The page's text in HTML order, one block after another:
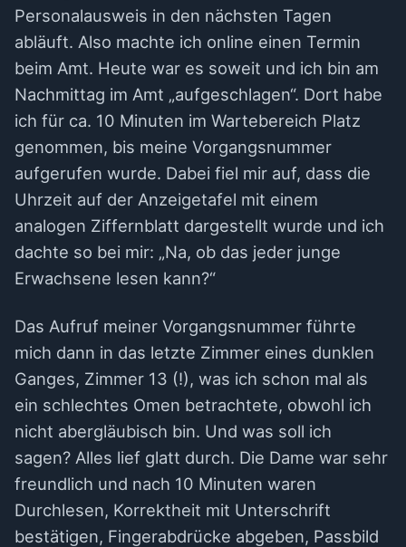
Personalausweis in den nächsten Tagen
abläuft. Also machte ich online einen Termin
beim Amt. Heute war es soweit und ich bin am
Nachmittag im Amt „aufgeschlagen“. Dort habe
ich für ca. 10 Minuten im Wartebereich Platz
genommen, bis meine Vorgangsnummer
aufgerufen wurde. Dabei fiel mir auf, dass die
Uhrzeit auf der Anzeigetafel mit einem
analogen Ziffernblatt dargestellt wurde und ich
dachte so bei mir: „Na, ob das jeder junge
Erwachsene lesen kann?“
Das Aufruf meiner Vorgangsnummer führte
mich dann in das letzte Zimmer eines dunklen
Ganges, Zimmer 13 (!), was ich schon mal als
ein schlechtes Omen betrachtete, obwohl ich
nicht abergläubisch bin. Und was soll ich
sagen? Alles lief glatt durch. Die Dame war sehr
freundlich und nach 10 Minuten waren
Durchlesen, Korrektheit mit Unterschrift
bestätigen, Fingerabdrücke abgeben, Passbild